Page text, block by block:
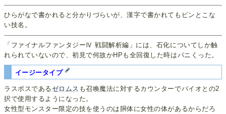
ひらがなで書かれると分かりづらいが、漢字で書かれてもピンとこな
い技名。
「ファイナルファンタジーⅣ 戦闘解析編」には、石化についてしか触
れられていないので、初見で何故かHPも全回復した時はパニくった。
イージータイプ
ラスボスであるゼロムス も召喚魔法に対するカウンターでバイオとの2
択で使用するようになった。
女性型モンスター限定の技を使うのは胴体に女性の体があるからだろ